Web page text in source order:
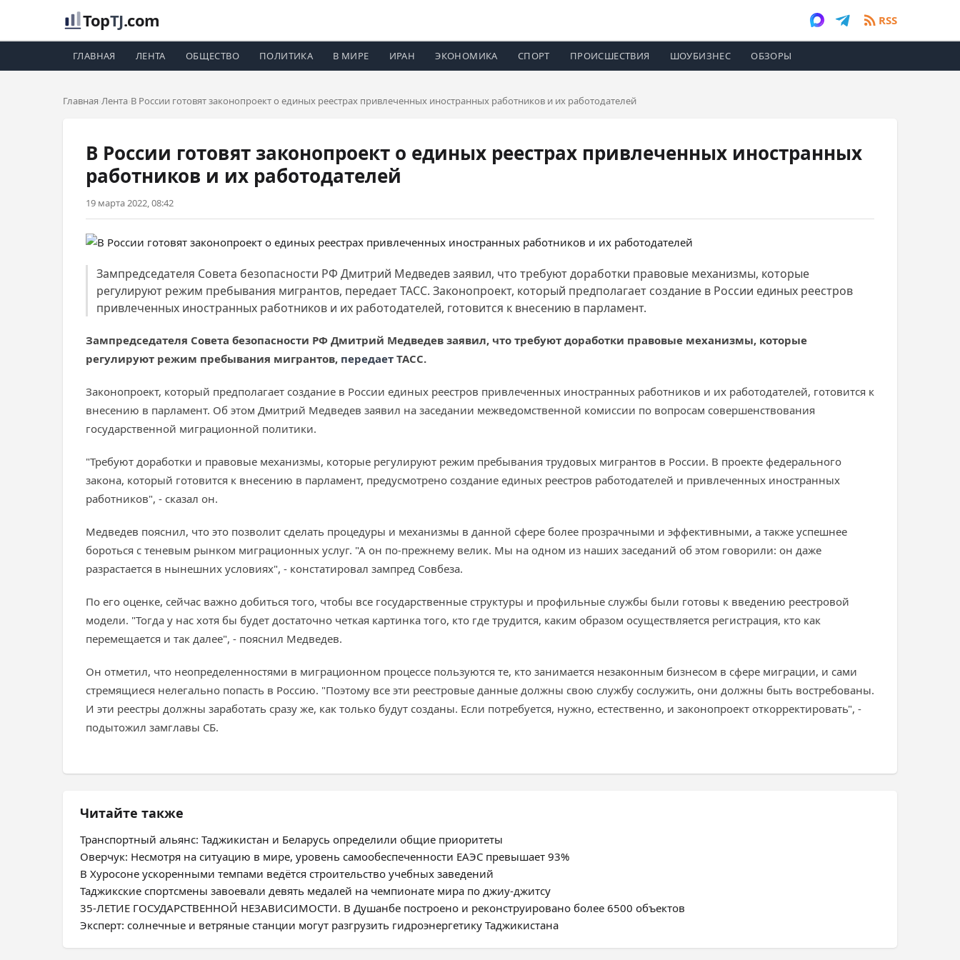
TopTJ.com RSS
ГЛАВНАЯ ЛЕНТА ОБЩЕСТВО ПОЛИТИКА В МИРЕ ИРАН ЭКОНОМИКА СПОРТ ПРОИСШЕСТВИЯ ШОУБИЗНЕС ОБЗОРЫ
Главная Лента В России готовят законопроект о единых реестрах привлеченных иностранных работников и их работодателей
В России готовят законопроект о единых реестрах привлеченных иностранных
работников и их работодателей
19 марта 2022, 08:42
Зампредседателя Совета безопасности РФ Дмитрий Медведев заявил, что требуют доработки правовые механизмы, которые
регулируют режим пребывания мигрантов, передает ТАСС. Законопроект, который предполагает создание в России единых реестров
привлеченных иностранных работников и их работодателей, готовится к внесению в парламент.
Зампредседателя Совета безопасности РФ Дмитрий Медведев заявил, что требуют доработки правовые механизмы, которые
регулируют режим пребывания мигрантов, передает ТАСС.
Законопроект, который предполагает создание в России единых реестров привлеченных иностранных работников и их работодателей, готовится к
внесению в парламент. Об этом Дмитрий Медведев заявил на заседании межведомственной комиссии по вопросам совершенствования
государственной миграционной политики.
"Требуют доработки и правовые механизмы, которые регулируют режим пребывания трудовых мигрантов в России. В проекте федерального
закона, который готовится к внесению в парламент, предусмотрено создание единых реестров работодателей и привлеченных иностранных
работников", - сказал он.
Медведев пояснил, что это позволит сделать процедуры и механизмы в данной сфере более прозрачными и эффективными, а также успешнее
бороться с теневым рынком миграционных услуг. "А он по-прежнему велик. Мы на одном из наших заседаний об этом говорили: он даже
разрастается в нынешних условиях", - констатировал зампред Совбеза.
По его оценке, сейчас важно добиться того, чтобы все государственные структуры и профильные службы были готовы к введению реестровой
модели. "Тогда у нас хотя бы будет достаточно четкая картинка того, кто где трудится, каким образом осуществляется регистрация, кто как
перемещается и так далее", - пояснил Медведев.
Он отметил, что неопределенностями в миграционном процессе пользуются те, кто занимается незаконным бизнесом в сфере миграции, и сами
стремящиеся нелегально попасть в Россию. "Поэтому все эти реестровые данные должны свою службу сослужить, они должны быть востребованы.
И эти реестры должны заработать сразу же, как только будут созданы. Если потребуется, нужно, естественно, и законопроект откорректировать", -
подытожил замглавы СБ.
Читайте также
Транспортный альянс: Таджикистан и Беларусь определили общие приоритеты
Оверчук: Несмотря на ситуацию в мире, уровень самообеспеченности ЕАЭС превышает 93%
В Хуросоне ускоренными темпами ведётся строительство учебных заведений
Таджикские спортсмены завоевали девять медалей на чемпионате мира по джиу-джитсу
35-ЛЕТИЕ ГОСУДАРСТВЕННОЙ НЕЗАВИСИМОСТИ. В Душанбе построено и реконструировано более 6500 объектов
Эксперт: солнечные и ветряные станции могут разгрузить гидроэнергетику Таджикистана